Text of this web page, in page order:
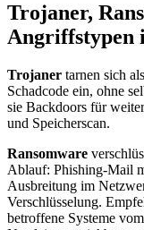
Trojaner,
Angriffstypen
Trojaner tarnen sich
Schadcode ein, ohne
sie Backdoors für
und Speicherscan.
Ransomware
Ablauf: Phishing-Mail
Ausbreitung im
Verschlüsselung.
betroffene Systeme